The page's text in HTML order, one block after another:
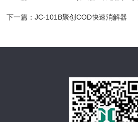
下一篇：JC-101B聚创COD快速消解器